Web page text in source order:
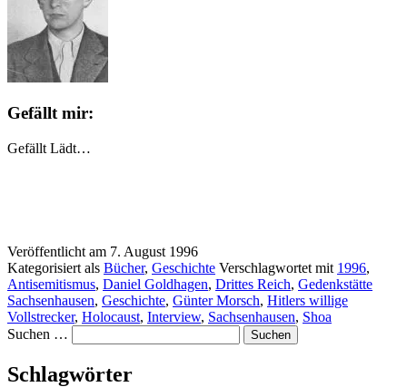
Gefällt mir:
Gefällt Lädt…
Veröffentlicht am 7. August 1996
Kategorisiert als Bücher, Geschichte Verschlagwortet mit 1996,
Antisemitismus, Daniel Goldhagen, Drittes Reich, Gedenkstätte
Sachsenhausen, Geschichte, Günter Morsch, Hitlers willige
Vollstrecker, Holocaust, Interview, Sachsenhausen, Shoa
Suchen …
Schlagwörter